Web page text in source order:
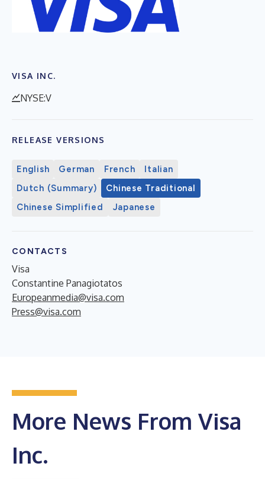
VISA INC.
NYSE:V
RELEASE VERSIONS
English German French
Italian
Dutch (Summary)
Chinese Traditional
Chinese Simplified
Japanese
CONTACTS
Visa
Constantine Panagiotatos
Europeanmedia@visa.com
Press@visa.com
More News From Visa
Inc.